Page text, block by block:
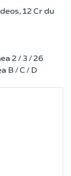
12 Cr du
2 / 3 / 26
B / C / D